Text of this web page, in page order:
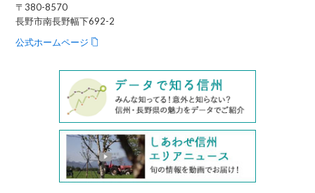
〒380-8570
長野市南長野幅下692-2
公式ホームページ